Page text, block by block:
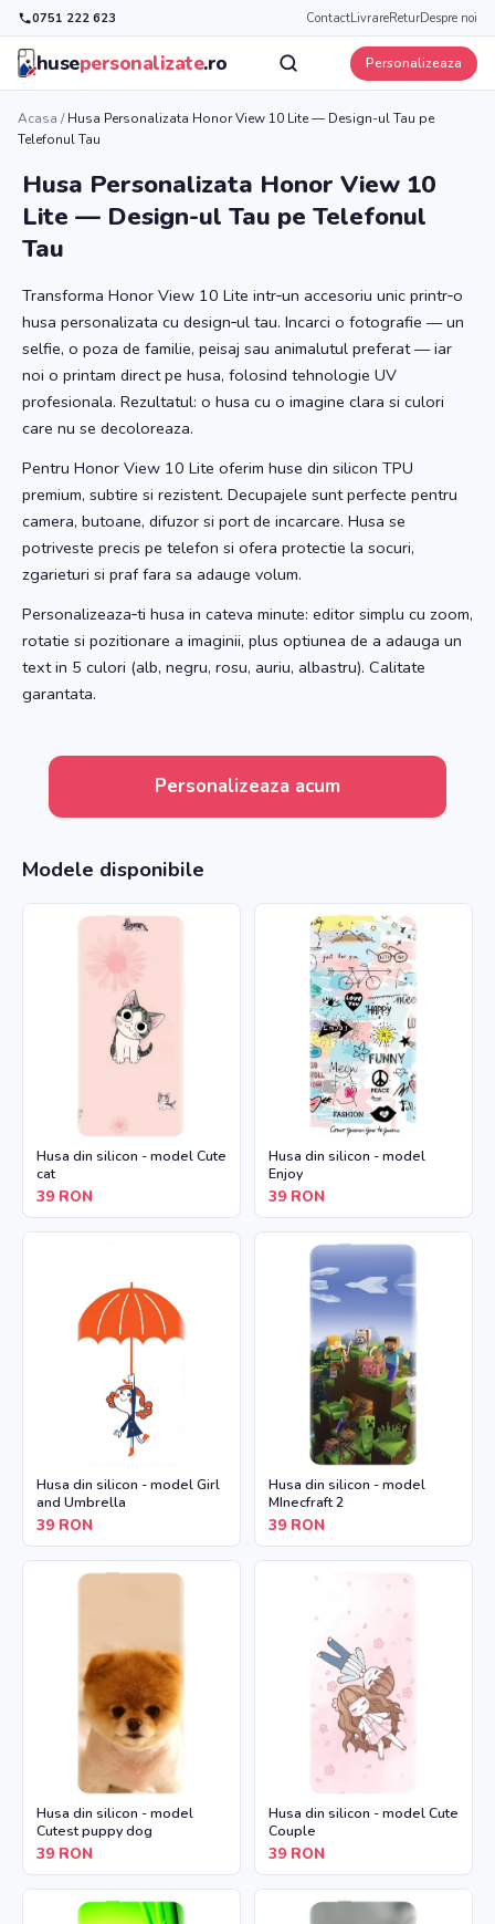
0751 222 623 ContactLivrareReturDespre noi
husepersonalizate.ro Personalizeaza
Acasa /Husa Personalizata Honor View 10 Lite — Design-ul Tau pe
Telefonul Tau
Husa Personalizata Honor View 10
Lite — Design-ul Tau pe Telefonul
Tau
Transforma Honor View 10 Lite intr‑un accesoriu unic printr‑o
husa personalizata cu design‑ul tau. Incarci o fotografie — un
selfie, o poza de familie, peisaj sau animalutul preferat — iar
noi o printam direct pe husa, folosind tehnologie UV
profesionala. Rezultatul: o husa cu o imagine clara si culori
care nu se decoloreaza.
Pentru Honor View 10 Lite oferim huse din silicon TPU
premium, subtire si rezistent. Decupajele sunt perfecte pentru
camera, butoane, difuzor si port de incarcare. Husa se
potriveste precis pe telefon si ofera protectie la socuri,
zgarieturi si praf fara sa adauge volum.
Personalizeaza‑ti husa in cateva minute: editor simplu cu zoom,
rotatie si pozitionare a imaginii, plus optiunea de a adauga un
text in 5 culori (alb, negru, rosu, auriu, albastru). Calitate
garantata.
Personalizeaza acum
Modele disponibile
Husa din silicon - model Cute
cat
39 RON
Husa din silicon - model
Enjoy
39 RON
Husa din silicon - model Girl
and Umbrella
39 RON
Husa din silicon - model
MInecfraft 2
39 RON
Husa din silicon - model
Cutest puppy dog
39 RON
Husa din silicon - model Cute
Couple
39 RON